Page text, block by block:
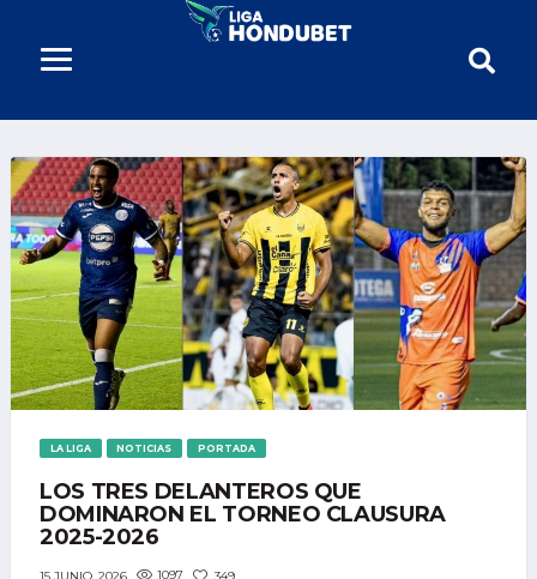
LA LIGA NOTICIAS PORTADA
LOS TRES DELANTEROS QUE
DOMINARON EL TORNEO CLAUSURA
2025-2026
15 JUNIO, 2026 1097 349